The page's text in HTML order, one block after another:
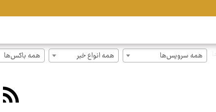
همه سرویس‌ها همه انواع خبر همه باکس‌ها